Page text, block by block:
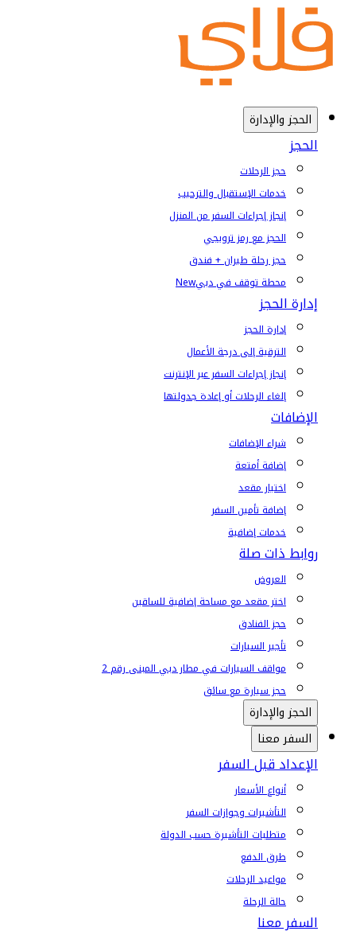
الحجز والإدارة
الحجز
حجز الرحلات
خدمات الإستقبال والترحيب
إنجاز إجراءات السفر من المنزل
الحجز مع رمز ترويجي
حجز رحلة طيران + فندق
محطة توقف في دبيNew
إدارة الحجز
إدارة الحجز
الترقية إلى درجة الأعمال
إنجاز إجراءات السفر عبر الإنترنت
إلغاء الرحلات أو إعادة جدولتها
الإضافات
شراء الإضافات
إضافة أمتعة
اختيار مقعد
إضافة تأمين السفر
خدمات إضافية
روابط ذات صلة
العروض
اختر مقعد مع مساحة إضافية للساقين
حجز الفنادق
تأجير السيارات
مواقف السيارات في مطار دبي المبنى رقم 2
حجز سيارة مع سائق
الحجز والإدارة
السفر معنا
الإعداد قبل السفر
أنواع الأسعار
التأشيرات وجوازات السفر
متطلبات التأشيرة حسب الدولة
طرق الدفع
مواعيد الرحلات
حالة الرحلة
السفر معنا